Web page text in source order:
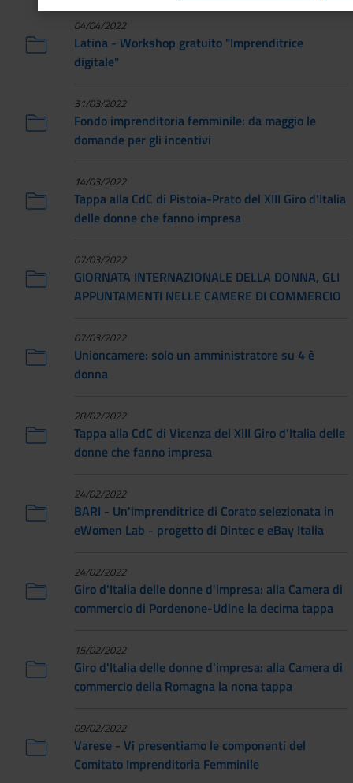
04/04/2022
Latina - Workshop gratuito "Imprenditrice
digitale"
31/03/2022
Fondo imprenditoria femminile: da maggio le
domande per gli incentivi
14/03/2022
Tappa alla CdC di Pistoia-Prato del XIII Giro d'Italia
delle donne che fanno impresa
07/03/2022
GIORNATA INTERNAZIONALE DELLA DONNA, GLI
APPUNTAMENTI NELLE CAMERE DI COMMERCIO
07/03/2022
Unioncamere: solo un amministratore su 4 è
donna
28/02/2022
Tappa alla CdC di Vicenza del XIII Giro d'Italia delle
donne che fanno impresa
24/02/2022
BARI - Un'imprenditrice di Corato selezionata in
eWomen Lab - progetto di Dintec e eBay Italia
24/02/2022
Giro d'Italia delle donne d'impresa: alla Camera di
commercio di Pordenone-Udine la decima tappa
15/02/2022
Giro d'Italia delle donne d'impresa: alla Camera di
commercio della Romagna la nona tappa
09/02/2022
Varese - Vi presentiamo le componenti del
Comitato Imprenditoria Femminile